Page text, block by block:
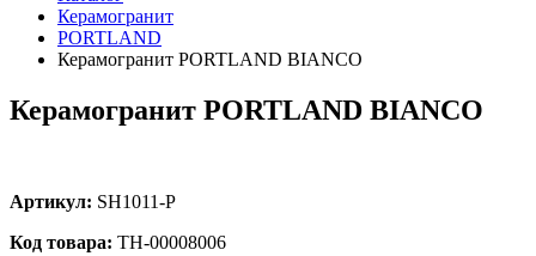
Керамогранит
PORTLAND
Керамогранит PORTLAND BIANCO
Керамогранит PORTLAND BIANCO
Артикул: SH1011-P
Код товара: ТН-00008006